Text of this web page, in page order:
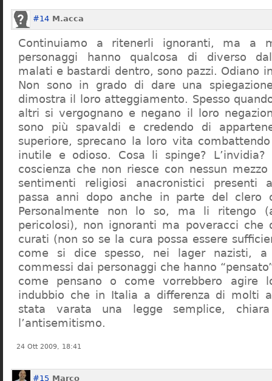
#14 M.acca
Continuiamo a ritenerli ignoranti, ma a
personaggi hanno qualcosa di diverso
malati e bastardi dentro, sono pazzi. Odiano
Non sono in grado di dare una
dimostra il loro atteggiamento. Spesso
altri si vergognano e negano il loro
sono più spavaldi e credendo di
superiore, sprecano la loro vita
inutile e odioso. Cosa li spinge?
coscienza che non riesce con nessun
sentimenti religiosi anacronistici presenti
passa anni dopo anche in parte del clero
Personalmente non lo so, ma li ritengo
pericolosi), non ignoranti ma poveracci che
curati (non so se la cura possa essere
come si dice spesso, nei lager nazisti,
commessi dai personaggi che hanno
come pensano o come vorrebbero agire
indubbio che in Italia a differenza di molti
stata varata una legge semplice,
l’antisemitismo.
24 Ott 2009, 18:41
#15 Marco